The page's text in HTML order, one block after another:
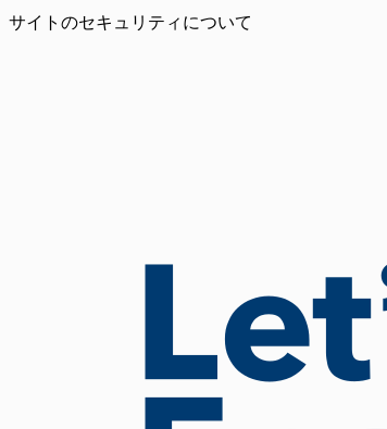
サイトのセキュリティについて